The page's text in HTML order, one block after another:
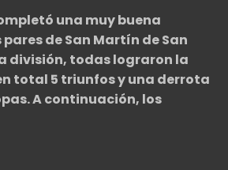
una muy buena
de San Martín de San
división, todas lograron la
total 5 triunfos y una derrota
A continuación, los